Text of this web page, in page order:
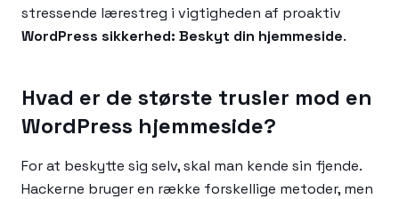
stressende lærestreg i vigtigheden af proaktiv
WordPress sikkerhed: Beskyt din hjemmeside.
Hvad er de største trusler mod en
WordPress hjemmeside?
For at beskytte sig selv, skal man kende sin fjende.
Hackerne bruger en række forskellige metoder, men